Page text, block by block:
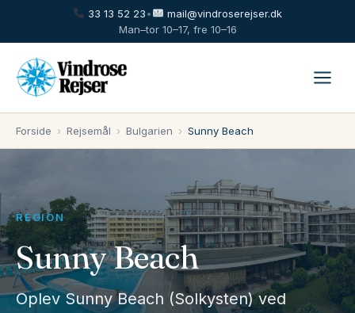
33 13 52 23•
mail@vindroserejser.dk
Man–tor 10–17, fre 10–16
Forside › Rejsemål › Bulgarien › Sunny Beach
REGION
Sunny Beach
Oplev Sunny Beach (Solkysten) ved